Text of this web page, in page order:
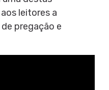
leitores a
pregação e